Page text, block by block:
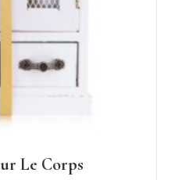
Le Corps